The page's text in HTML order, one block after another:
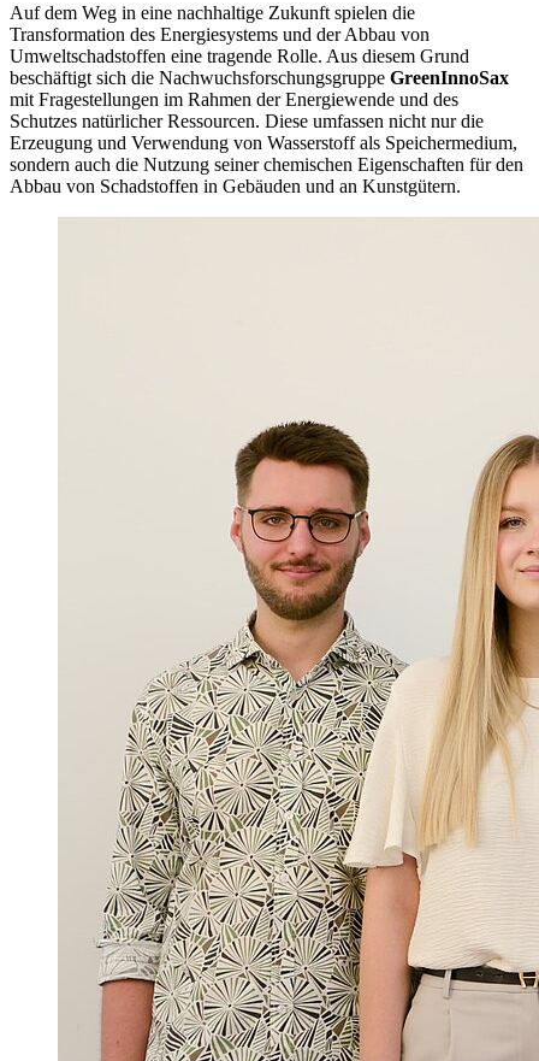
Auf dem Weg in eine nachhaltige Zukunft spielen die
Transformation des Energiesystems und der Abbau von
Umweltschadstoffen eine tragende Rolle. Aus diesem Grund
beschäftigt sich die Nachwuchsforschungsgruppe GreenInnoSax
mit Fragestellungen im Rahmen der Energiewende und des
Schutzes natürlicher Ressourcen. Diese umfassen nicht nur die
Erzeugung und Verwendung von Wasserstoff als Speichermedium,
sondern auch die Nutzung seiner chemischen Eigenschaften für den
Abbau von Schadstoffen in Gebäuden und an Kunstgütern.